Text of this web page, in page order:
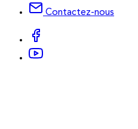
Contactez-nous